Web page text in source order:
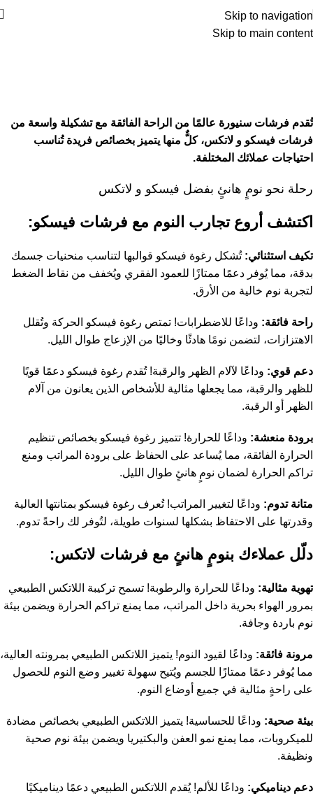
Skip to navigation
Skip to main content
رحلة نحو نومٍ هانئٍ بفضل فيسكو و
تُقدم فرشات سنيورة عالمًا من الراحة الفائقة مع تشكيلة واسعة من
فرشات فيسكو و لاتكس، كلٌّ منها يتميز بخصائص فريدة تُناسب
احتياجات عملائك المختلفة.
رحلة نحو نومٍ هانئٍ بفضل فيسكو و لاتكس
اكتشف أروع تجارب النوم مع فرشات فيسكو:
تكيف استثنائي: تُشكل رغوة فيسكو قوالبها لتناسب منحنيات جسمك
بدقة، مما يُوفر دعمًا ممتازًا للعمود الفقري ويُخفف من نقاط الضغط
لتجربة نوم خالية من الأرق.
راحة فائقة: وداعًا للاضطرابات! تمتص رغوة فيسكو الحركة وتُقلل
الاهتزازات، لتضمن نومًا هادئًا وخاليًا من الإزعاج طوال الليل.
دعم قوي: وداعًا لآلام الظهر والرقبة! تُقدم رغوة فيسكو دعمًا قويًا
للظهر والرقبة، مما يجعلها مثالية للأشخاص الذين يعانون من آلام
الظهر أو الرقبة.
برودة منعشة: وداعًا للحرارة! تتميز رغوة فيسكو بخصائص تنظيم
الحرارة الفائقة، مما يُساعد على الحفاظ على برودة المراتب ومنع
تراكم الحرارة لضمان نومٍ هانئٍ طوال الليل.
متانة تدوم: وداعًا لتغيير المراتب! تُعرف رغوة فيسكو بمتانتها العالية
وقدرتها على الاحتفاظ بشكلها لسنوات طويلة، لتُوفر لك راحةً تدوم.
دلّل عملاءك بنومٍ هانئٍ مع فرشات لاتكس:
تهوية مثالية: وداعًا للحرارة والرطوبة! تسمح تركيبة اللاتكس الطبيعي
بمرور الهواء بحرية داخل المراتب، مما يمنع تراكم الحرارة ويضمن بيئة
نوم باردة وجافة.
مرونة فائقة: وداعًا لقيود النوم! يتميز اللاتكس الطبيعي بمرونته العالية،
مما يُوفر دعمًا ممتازًا للجسم ويُتيح سهولة تغيير وضع النوم للحصول
على راحةٍ مثالية في جميع أوضاع النوم.
بيئة صحية: وداعًا للحساسية! يتميز اللاتكس الطبيعي بخصائص مضادة
للميكروبات، مما يمنع نمو العفن والبكتيريا ويضمن بيئة نوم صحية
ونظيفة.
دعم ديناميكي: وداعًا للألم! يُقدم اللاتكس الطبيعي دعمًا ديناميكيًا